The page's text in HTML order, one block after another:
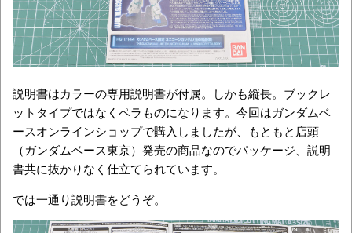
説明書はカラーの専用説明書が付属。しかも縦長。ブックレ
ットタイプではなくペラものになります。今回はガンダムベ
ースオンラインショップで購入しましたが、もともと店頭
（ガンダムベース東京）発売の商品なのでパッケージ、説明
書共に抜かりなく仕立てられています。
では一通り説明書をどうぞ。